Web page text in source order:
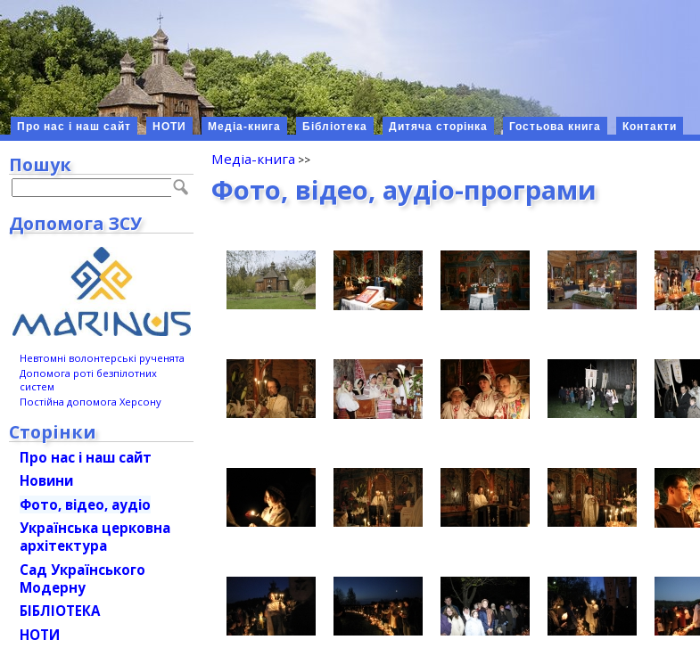
Про нас і наш сайт НОТИ Медіа-книга Бібліотека Дитяча сторінка Гостьова книга Контакти
Медіа-книга
Фото, відео, аудіо-програми
Пошук
Допомога ЗСУ
Невтомні волонтерські рученята
Допомога роті безпілотних
систем
Постійна допомога Херсону
Сторінки
Про нас і наш сайт
Новини
Фото, відео, аудіо
Українська церковна
архітектура
Сад Українського
Модерну
БІБЛІОТЕКА
НОТИ